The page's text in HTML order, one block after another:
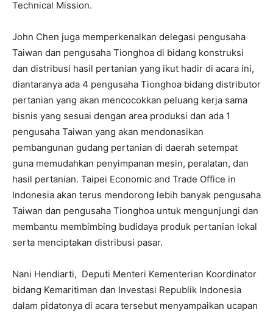
Technical Mission.
John Chen juga memperkenalkan delegasi pengusaha
Taiwan dan pengusaha Tionghoa di bidang konstruksi
dan distribusi hasil pertanian yang ikut hadir di acara ini,
diantaranya ada 4 pengusaha Tionghoa bidang distributor
pertanian yang akan mencocokkan peluang kerja sama
bisnis yang sesuai dengan area produksi dan ada 1
pengusaha Taiwan yang akan mendonasikan
pembangunan gudang pertanian di daerah setempat
guna memudahkan penyimpanan mesin, peralatan, dan
hasil pertanian. Taipei Economic and Trade Office in
Indonesia akan terus mendorong lebih banyak pengusaha
Taiwan dan pengusaha Tionghoa untuk mengunjungi dan
membantu membimbing budidaya produk pertanian lokal
serta menciptakan distribusi pasar.
Nani Hendiarti, Deputi Menteri Kementerian Koordinator
bidang Kemaritiman dan Investasi Republik Indonesia
dalam pidatonya di acara tersebut menyampaikan ucapan